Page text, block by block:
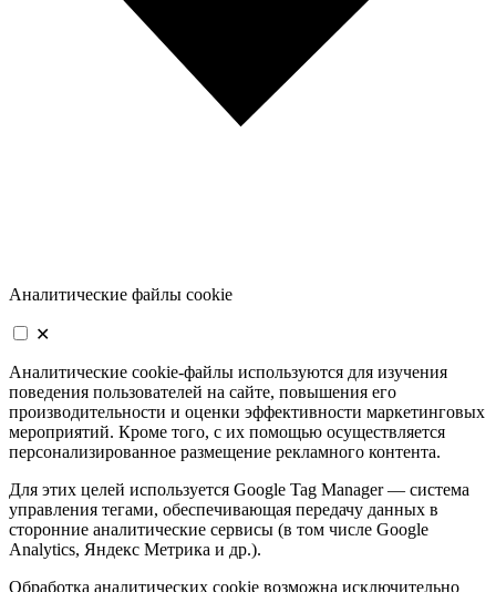
Аналитические файлы cookie
✕
Аналитические cookie-файлы используются для изучения
поведения пользователей на сайте, повышения его
производительности и оценки эффективности маркетинговых
мероприятий. Кроме того, с их помощью осуществляется
персонализированное размещение рекламного контента.
Для этих целей используется Google Tag Manager — система
управления тегами, обеспечивающая передачу данных в
сторонние аналитические сервисы (в том числе Google
Analytics, Яндекс Метрика и др.).
Обработка аналитических cookie возможна исключительно